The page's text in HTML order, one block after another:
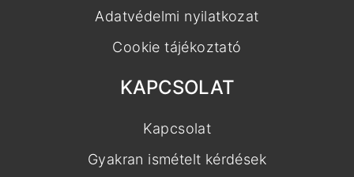
Adatvédelmi nyilatkozat
Cookie tájékoztató
KAPCSOLAT
Kapcsolat
Gyakran ismételt kérdések